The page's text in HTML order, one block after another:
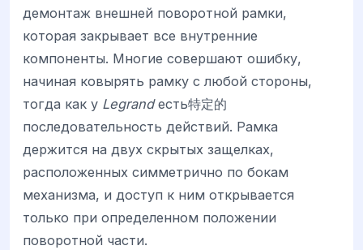
демонтаж внешней поворотной рамки,
которая закрывает все внутренние
компоненты. Многие совершают ошибку,
начиная ковырять рамку с любой стороны,
тогда как у Legrandесть特定的
последовательность действий. Рамка
держится на двух скрытых защелках,
расположенных симметрично по бокам
механизма, и доступ к ним открывается
только при определенном положении
поворотной части.